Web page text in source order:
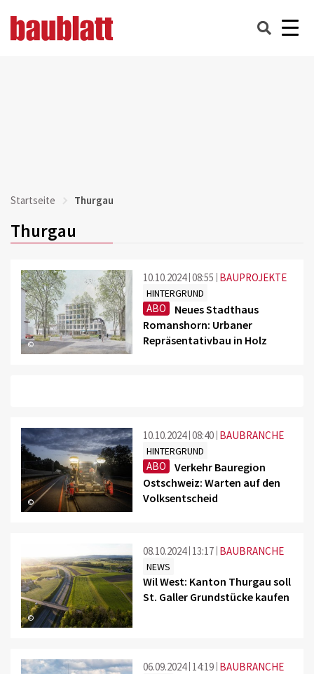
Startseite Thurgau
Thurgau
©
10.10.2024 08:55 BAUPROJEKTE
HINTERGRUND
ABO
Neues Stadthaus
Romanshorn: Urbaner
Repräsentativbau in Holz
©
10.10.2024 08:40 BAUBRANCHE
HINTERGRUND
ABO
Verkehr Bauregion
Ostschweiz: Warten auf den
Volksentscheid
©
08.10.2024 13:17 BAUBRANCHE
NEWS
Wil West: Kanton Thurgau soll
St. Galler Grundstücke kaufen
06.09.2024 14:19 BAUBRANCHE